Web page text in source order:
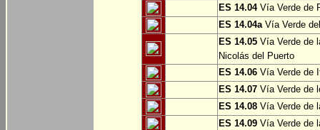
ES 14.04Vía Verde de
ES 14.04aVía Verde
ES 14.05 Vía Verde de
Nicolás del Puerto
ES 14.06 Vía Verde de
ES 14.07 Vía Verde de
ES 14.08 Vía Verde de
ES 14.09 Vía Verde de